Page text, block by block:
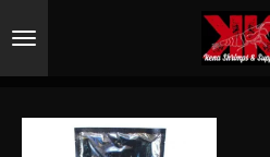
direct
hoofdinhoud